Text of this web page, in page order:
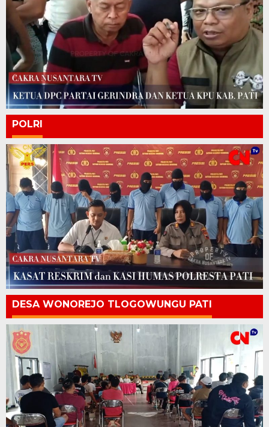
POLRI
DESA WONOREJO TLOGOWUNGU PATI